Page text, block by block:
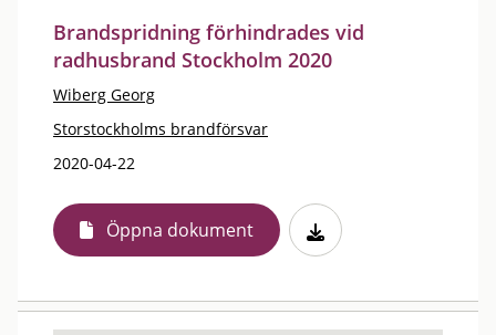
Brandspridning förhindrades vid
radhusbrand Stockholm 2020
Wiberg Georg
Storstockholms brandförsvar
2020-04-22
Öppna dokument